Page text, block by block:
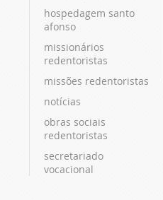
hospedagem santo
afonso
missionários
redentoristas
missões redentoristas
notícias
obras sociais
redentoristas
secretariado
vocacional